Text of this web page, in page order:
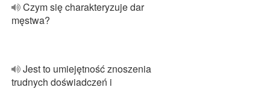
Czym się charakteryzuje dar
męstwa?
Jest to umiejętność znoszenia
trudnych doświadczeń i